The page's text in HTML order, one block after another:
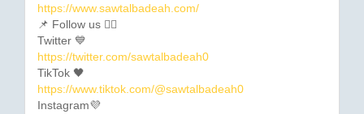
https://www.sawtalbadeah.com/
📌 Follow us 👇🏼
Twitter 💙
https://twitter.com/sawtalbadeah0
TikTok 🖤
https://www.tiktok.com/@sawtalbadeah0
Instagram💜